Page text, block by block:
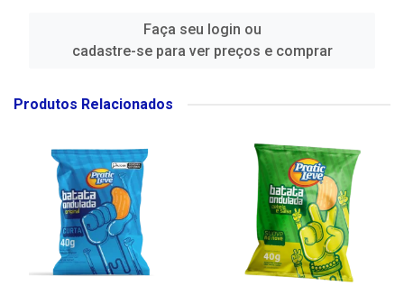
Faça seu login ou
cadastre-se para ver preços e comprar
Produtos Relacionados